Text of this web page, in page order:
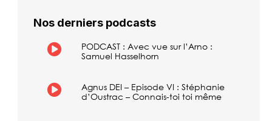
Nos derniers podcasts
PODCAST : Avec vue sur l’Arno :
Samuel Hasselhorn
Agnus DEI – Episode VI : Stéphanie
d’Oustrac – Connais-toi toi même